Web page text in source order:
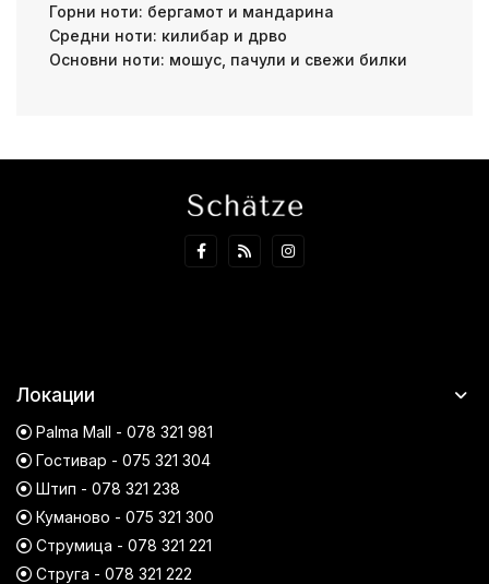
Горни ноти: бергамот и мандарина
Средни ноти: килибар и дрво
Основни ноти: мошус, пачули и свежи билки
Локации
Palma Mall - 078 321 981
Гостивар - 075 321 304
Штип - 078 321 238
Куманово - 075 321 300
Струмица - 078 321 221
Струга - 078 321 222